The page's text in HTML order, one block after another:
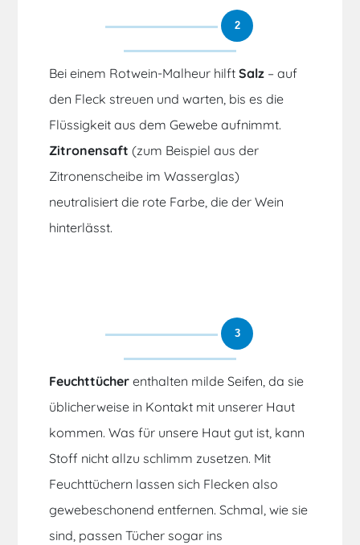
2
Bei einem Rotwein-Malheur hilftSalz – auf
den Fleck streuen und warten, bis es die
Flüssigkeit aus dem Gewebe aufnimmt.
Zitronensaft (zum Beispiel aus der
Zitronenscheibe im Wasserglas)
neutralisiert die rote Farbe, die der Wein
hinterlässt.
3
Feuchttücher enthalten milde Seifen, da sie
üblicherweise in Kontakt mit unserer Haut
kommen. Was für unsere Haut gut ist, kann
Stoff nicht allzu schlimm zusetzen. Mit
Feuchttüchern lassen sich Flecken also
gewebeschonend entfernen. Schmal, wie sie
sind, passen Tücher sogar ins